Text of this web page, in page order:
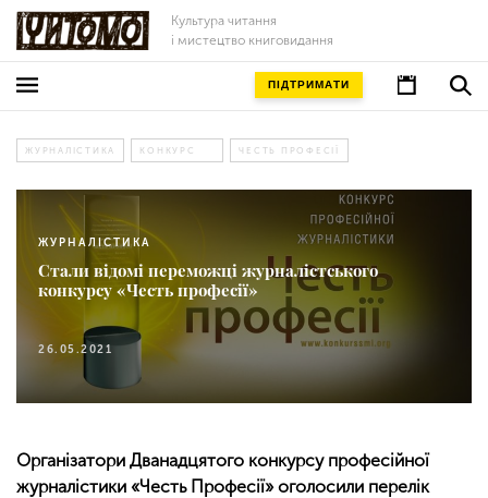
Культура читання
і мистецтво книговидання
ПІДТРИМАТИ
ЖУРНАЛІСТИКА КОНКУРС ЧЕСТЬ ПРОФЕСІЇ
ЖУРНАЛІСТИКА
Стали відомі переможці журналістського
конкурсу «Честь професії»
26.05.2021
Організатори Дванадцятого конкурсу професійної
журналістики «Честь Професії» оголосили перелік